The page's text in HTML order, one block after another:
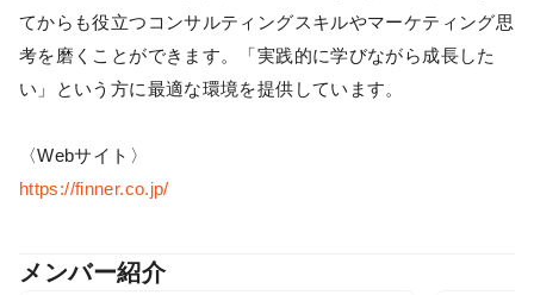
てからも役立つコンサルティングスキルやマーケティング思
考を磨くことができます。「実践的に学びながら成長した
い」という方に最適な環境を提供しています。
〈Webサイト〉
https://finner.co.jp/
メンバー紹介